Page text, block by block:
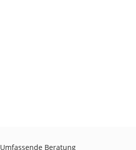
Umfassende Beratung